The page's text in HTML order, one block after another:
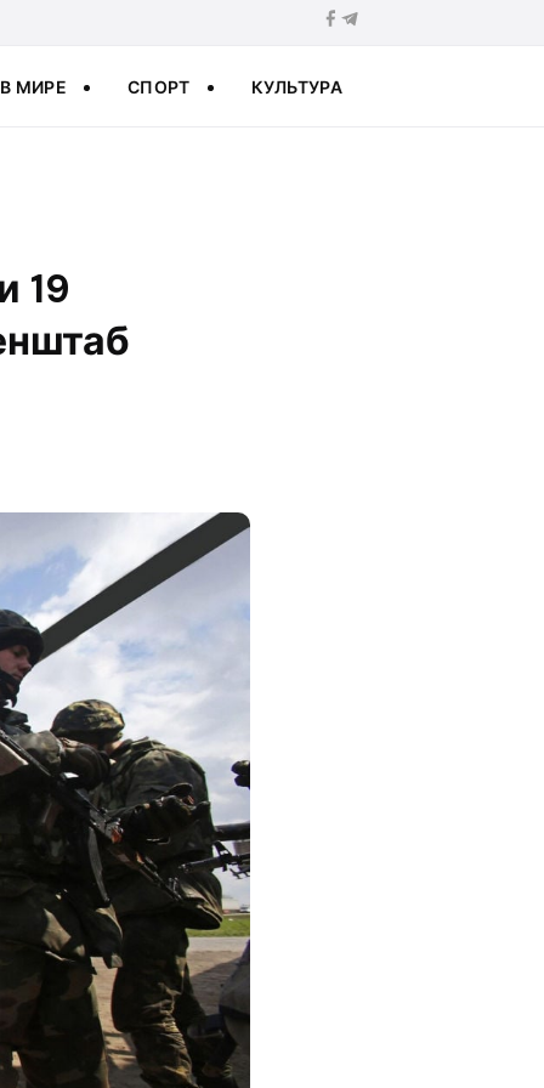
В МИРЕ СПОРТ КУЛЬТУРА
19